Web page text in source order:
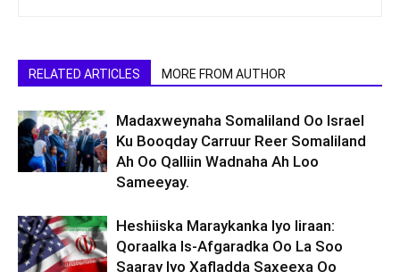
RELATED ARTICLES MORE FROM AUTHOR
Madaxweynaha Somaliland Oo Israel
Ku Booqday Carruur Reer Somaliland
Ah Oo Qalliin Wadnaha Ah Loo
Sameeyay.
Heshiiska Maraykanka Iyo Iiraan:
Qoraalka Is-Afgaradka Oo La Soo
Saaray Iyo Xafladda Saxeexa Oo